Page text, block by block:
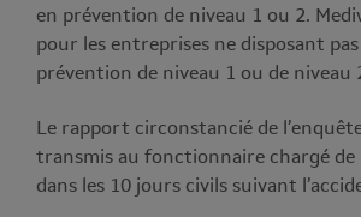
en prévention de niveau 1 ou 2.
pour les entreprises ne disposant
prévention de niveau 1 ou de niveau
Le rapport circonstancié de
transmis au fonctionnaire chargé de
dans les 10 jours civils suivant